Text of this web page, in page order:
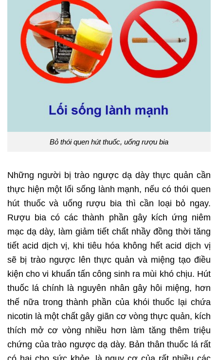
Bỏ thói quen hút thuốc, uống rượu bia
Những người bị trào ngược dạ dày thực quản cần
thực hiện một lối sống lành mạnh, nếu có thói quen
hút thuốc và uống rượu bia thì cần loại bỏ ngay.
Rượu bia có các thành phần gây kích ứng niêm
mạc dạ dày, làm giảm tiết chất nhầy đồng thời tăng
tiết acid dịch vị, khi tiêu hóa không hết acid dịch vị
sẽ bị trào ngược lên thực quản và miệng tạo điều
kiện cho vi khuẩn tấn công sinh ra mùi khó chịu. Hút
thuốc lá chính là nguyên nhân gây hôi miệng, hơn
thế nữa trong thành phần của khói thuốc lại chứa
nicotin là một chất gây giãn cơ vòng thực quản, kích
thích mở cơ vòng nhiều hơn làm tăng thêm triệu
chứng của trào ngược dạ dày. Bản thân thuốc lá rất